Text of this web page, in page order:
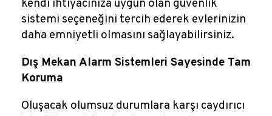
kendi ihtiyacınıza uygun olan güvenlik
sistemi seçeneğini tercih ederek evlerinizin
daha emniyetli olmasını sağlayabilirsiniz.
Dış Mekan Alarm Sistemleri Sayesinde Tam
Koruma
Oluşacak olumsuz durumlara karşı caydırıcı